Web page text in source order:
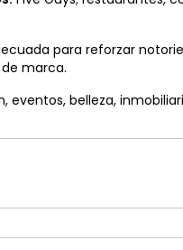
para reforzar
marca.
eventos, belleza,